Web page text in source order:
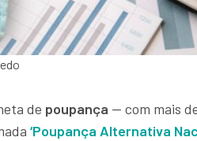
de poupança — com mais
‘Poupança Alternativa